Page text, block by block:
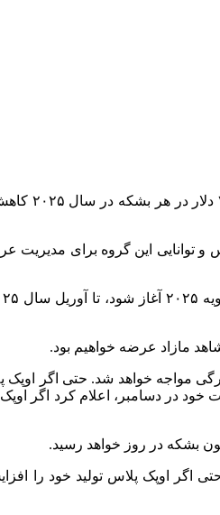
در گزارش این
توانایی این گروه برای مدیریت
مازاد عرضه خواهیم بود.